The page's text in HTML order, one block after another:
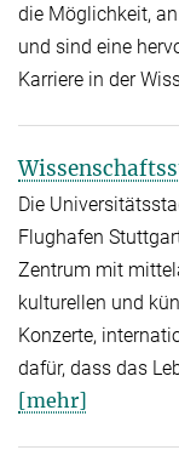
die Möglichkeit,
und sind eine
Karriere in der
Die
Flughafen
Zentrum mit
kulturellen und
Konzerte,
dafür, dass das
[mehr]